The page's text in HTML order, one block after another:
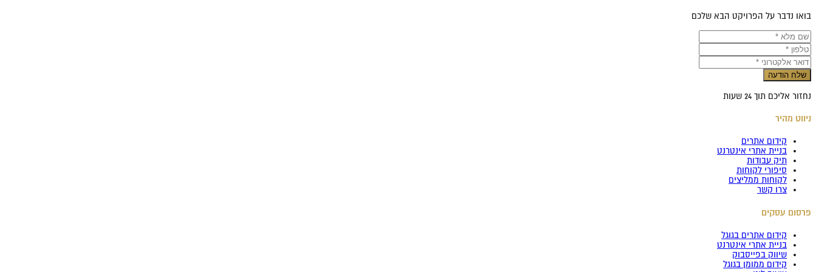
בואו נדבר על הפרויקט הבא שלכם
שלח הודעה
נחזור אליכם תוך 24 שעות
ניווט מהיר
קידום אתרים
בניית אתרי אינטרנט
תיק עבודות
סיפורי לקוחות
לקוחות ממליצים
צרו קשר
פרסום עסקים
קידום אתרים בגוגל
בניית אתרי אינטרנט
שיווק בפייסבוק
קידום ממומן בגוגל